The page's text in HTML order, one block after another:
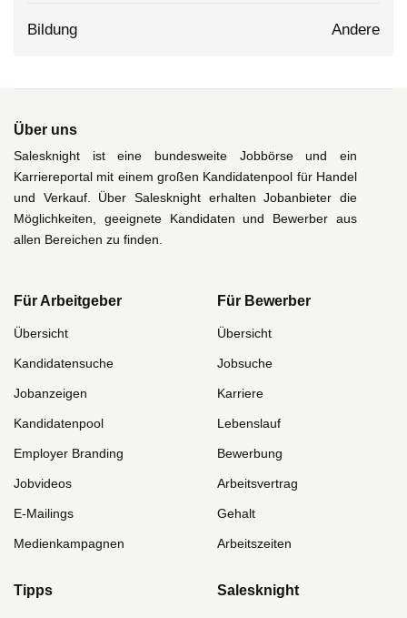
Bildung Andere
Über uns
Salesknight ist eine bundesweite Jobbörse und ein
Karriereportal mit einem großen Kandidatenpool für Handel
und Verkauf. Über Salesknight erhalten Jobanbieter die
Möglichkeiten, geeignete Kandidaten und Bewerber aus
allen Bereichen zu finden.
Für Arbeitgeber
Übersicht
Kandidatensuche
Jobanzeigen
Kandidatenpool
Employer Branding
Jobvideos
E-Mailings
Medienkampagnen
Für Bewerber
Übersicht
Jobsuche
Karriere
Lebenslauf
Bewerbung
Arbeitsvertrag
Gehalt
Arbeitszeiten
Tipps Salesknight